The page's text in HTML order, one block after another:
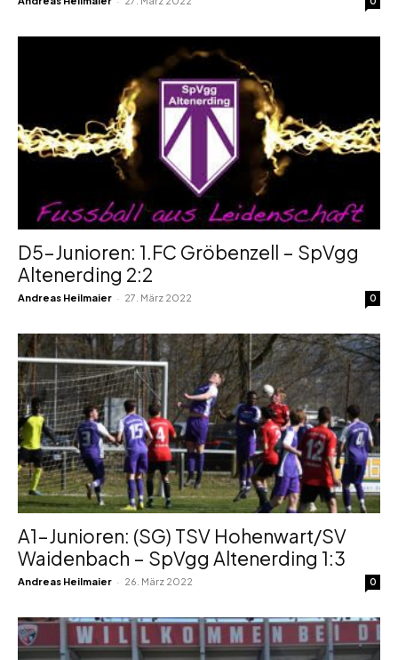
D5-Junioren: 1.FC Gröbenzell – SpVgg
Altenerding 2:2
Andreas Heilmaier - 27. März 2022 0
A1-Junioren: (SG) TSV Hohenwart/SV
Waidenbach – SpVgg Altenerding 1:3
Andreas Heilmaier - 26. März 2022 0